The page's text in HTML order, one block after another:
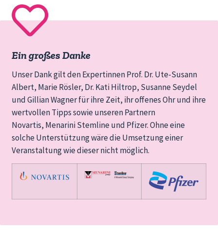
Ein großes Danke
Unser Dank gilt den ExpertinnenProf. Dr. Ute-Susann
Albert, Marie Rösler, Dr. Kati Hiltrop, Susanne Seydel
undGillian Wagner für ihre Zeit, ihr offenes Ohr und ihre
wertvollen Tippssowie unseren Partnern
Novartis, Menarini Stemline und Pfizer. Ohne eine
solche Unterstützung wäre die Umsetzung einer
Veranstaltung wie dieser nicht möglich.